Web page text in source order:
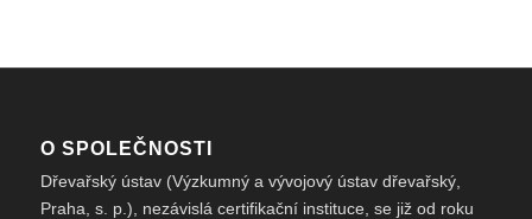
O SPOLEČNOSTI
Dřevařský ústav (Výzkumný a vývojový ústav dřevařský,
Praha, s. p.), nezávislá certifikační instituce, se již od roku